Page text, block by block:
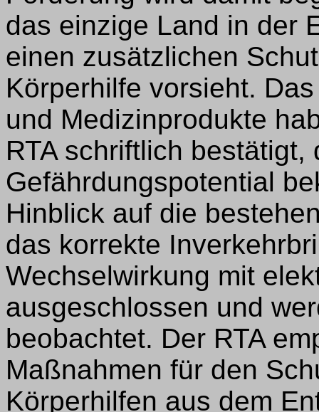
das einzige Land in der
einen zusätzlichen
Körperhilfe vorsieht.
und Medizinprodukte
RTA schriftlich
Gefährdungspotential
Hinblick auf die
das korrekte
Wechselwirkung mit
ausgeschlossen und
beobachtet. Der RTA
Maßnahmen für den
Körperhilfen aus dem